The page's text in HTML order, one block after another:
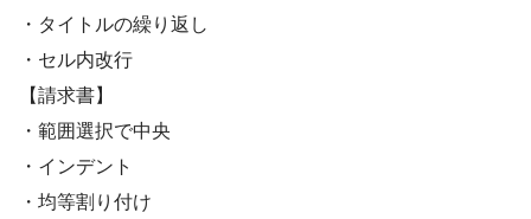
・タイトルの繰り返し
・セル内改行
【請求書】
・範囲選択で中央
・インデント
・均等割り付け